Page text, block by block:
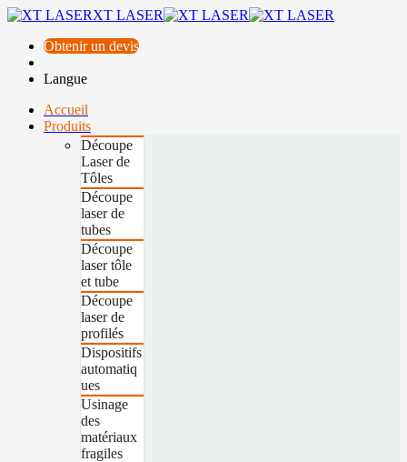
XT LASER
Obtenir un devis
Langue
Accueil
Produits
Découpe
Laser de
Tôles
Découpe
laser de
tubes
Découpe
laser tôle
et tube
Découpe
laser de
profilés
Dispositifs
automatiq
ues
Usinage
des
matériaux
fragiles